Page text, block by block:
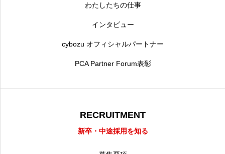
わたしたちの仕事
インタビュー
cybozu オフィシャルパートナー
PCA Partner Forum表彰
RECRUITMENT
新卒・中途採用を知る